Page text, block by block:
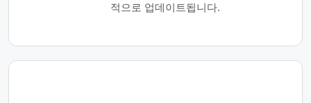
적으로 업데이트됩니다.